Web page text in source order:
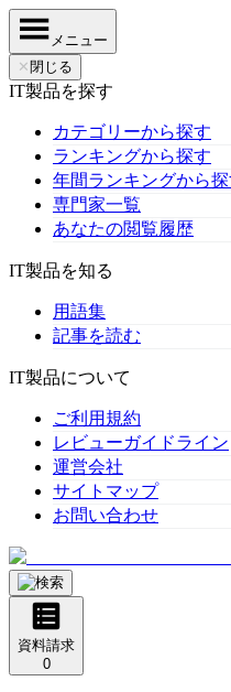
メニュー
✕ 閉じる
IT製品を探す
カテゴリーから探す
ランキングから探す
年間ランキングから探
専門家一覧
あなたの閲覧履歴
IT製品を知る
用語集
記事を読む
IT製品について
ご利用規約
レビューガイドライン
運営会社
サイトマップ
お問い合わせ
資料請求
0